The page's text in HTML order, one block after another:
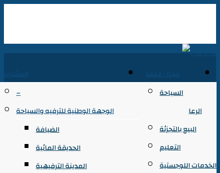
مجال عملنا
السياحة
الرعاية الصحية
البيع بالتجزئة
التعليم
الخدمات اللوجستية
المشاريع
–
الوجهة الوطنية للترفيه والسياحة
الضيافة
الحديقة المائية
المدينة الترفيهية